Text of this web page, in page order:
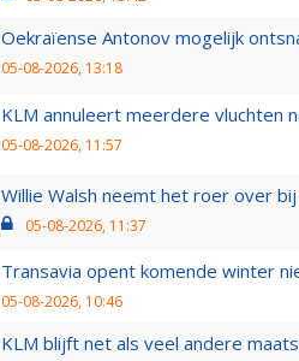
Oekraïense Antonov mogelijk
05-08-2026, 13:18
KLM annuleert meerdere vluchten
05-08-2026, 11:57
Willie Walsh neemt het roer over
05-08-2026, 11:37
Transavia opent komende winter
05-08-2026, 10:46
KLM blijft net als veel andere